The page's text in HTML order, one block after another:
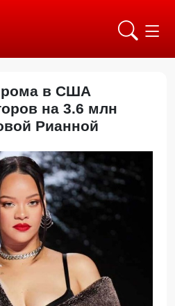
рома в США
на 3.6 млн
Рианной